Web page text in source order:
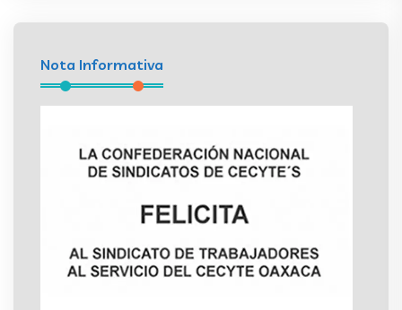
Nota Informativa